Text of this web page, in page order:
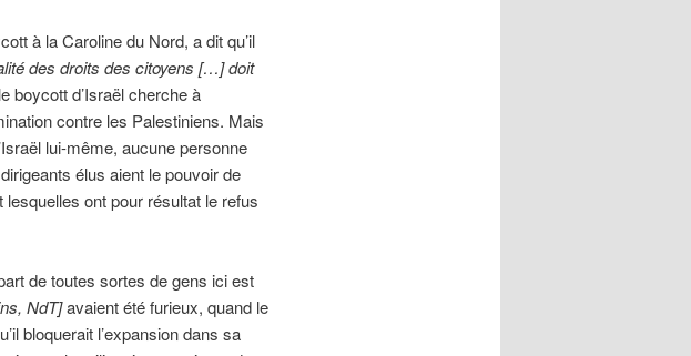
à la Caroline du Nord, a dit qu’il
des droits des citoyens […] doit
boycott d’Israël cherche à
contre les Palestiniens. Mais
lui-même, aucune personne
élus aient le pouvoir de
ont pour résultat le refus
de toutes sortes de gens ici est
NdT]avaient été furieux, quand le
bloquerait l’expansion dans sa